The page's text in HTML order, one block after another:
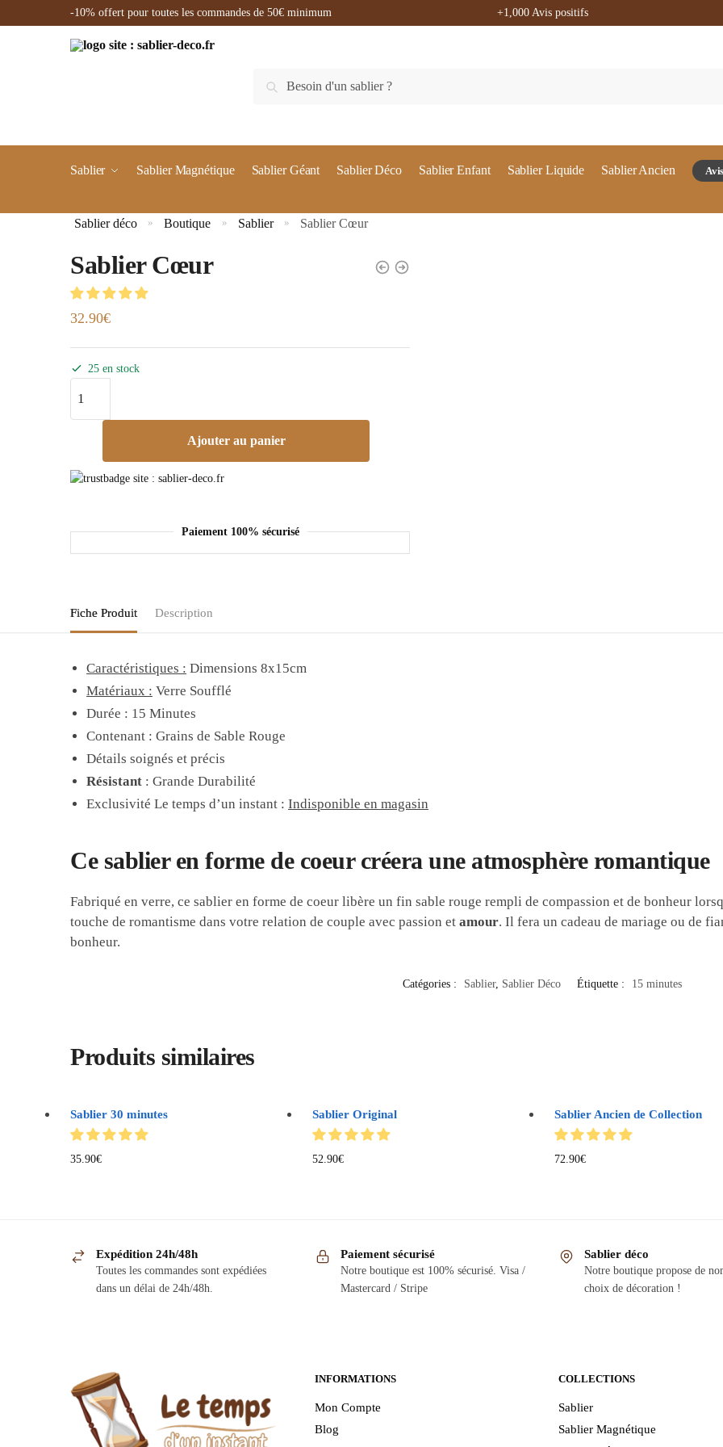
-10% offert pour toutes les commandes de 50€ minimum +1,000 Avis positifs
Recherche
Sablier Sablier Magnétique Sablier Géant Sablier Déco Sablier Enfant Sablier Liquide Sablier Ancien
Sablier déco » Boutique » Sablier » Sablier Cœur
Sablier Cœur
32.90€
25 en stock
Ajouter au panier
Paiement 100% sécurisé
Fiche Produit Description
Caractéristiques : Dimensions 8x15cm
Matériaux : Verre Soufflé
Durée : 15 Minutes
Contenant : Grains de Sable Rouge
Détails soignés et précis
Résistant : Grande Durabilité
Exclusivité Le temps d’un instant :Indisponible en magasin
Ce sablier en forme de coeur créera une atmosphère romantique
Fabriqué en verre, ce sablier en forme de coeur libère un fin sable rouge rempli de compassion et de bonheur
touche de romantisme dans votre relation de couple avec passion etamour. Il fera un cadeau de mariage ou de
bonheur.
Catégories : Sablier, Sablier Déco Étiquette : 15 minutes
Produits similaires
Sablier 30 minutes
35.90€
Sablier Original
52.90€
Sablier Ancien de Collection
72.90€
Expédition 24h/48h
Toutes les commandes sont expédiées
dans un délai de 24h/48h.
Paiement sécurisé
Notre boutique est 100% sécurisé. Visa /
Mastercard / Stripe
Sablier déco
Notre boutique propose de
choix de décoration !
INFORMATIONS
Mon Compte
Blog
COLLECTIONS
Sablier
Sablier Magnétique